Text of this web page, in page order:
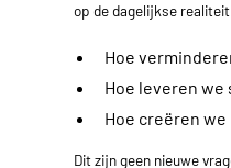
op de dagelijkse
Hoe
Hoe leveren
Hoe creëren
Dit zijn geen nieuwe